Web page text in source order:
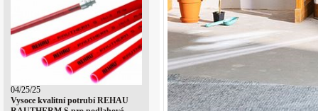
04/25/25
Vysoce kvalitní potrubí REHAU